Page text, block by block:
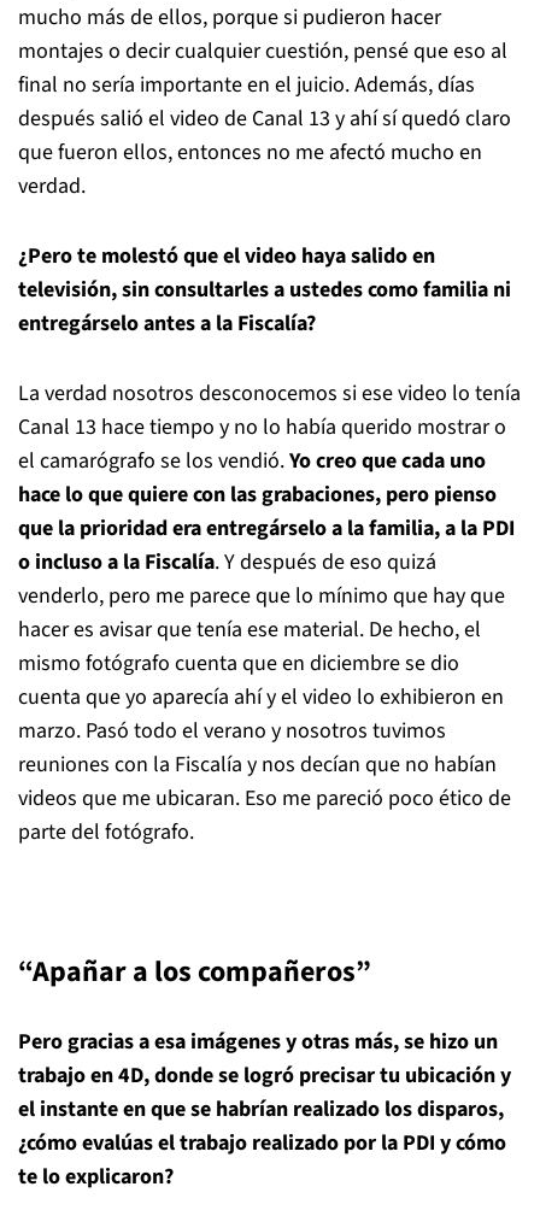
mucho más de ellos, porque si pudieron hacer
montajes o decir cualquier cuestión, pensé que eso al
final no sería importante en el juicio. Además, días
después salió el video de Canal 13 y ahí sí quedó claro
que fueron ellos, entonces no me afectó mucho en
verdad.
¿Pero te molestó que el video haya salido en
televisión, sin consultarles a ustedes como familia ni
entregárselo antes a la Fiscalía?
La verdad nosotros desconocemos si ese video lo tenía
Canal 13 hace tiempo y no lo había querido mostrar o
el camarógrafo se los vendió.Yo creo que cada uno
hace lo que quiere con las grabaciones, pero pienso
que la prioridad era entregárselo a la familia, a la PDI
o incluso a la Fiscalía. Y después de eso quizá
venderlo, pero me parece que lo mínimo que hay que
hacer es avisar que tenía ese material. De hecho, el
mismo fotógrafo cuenta que en diciembre se dio
cuenta que yo aparecía ahí y el video lo exhibieron en
marzo. Pasó todo el verano y nosotros tuvimos
reuniones con la Fiscalía y nos decían que no habían
videos que me ubicaran. Eso me pareció poco ético de
parte del fotógrafo.
“Apañar a los compañeros”
Pero gracias a esa imágenes y otras más, se hizo un
trabajo en 4D, donde se logró precisar tu ubicación y
el instante en que se habrían realizado los disparos,
¿cómo evalúas el trabajo realizado por la PDI y cómo
te lo explicaron?